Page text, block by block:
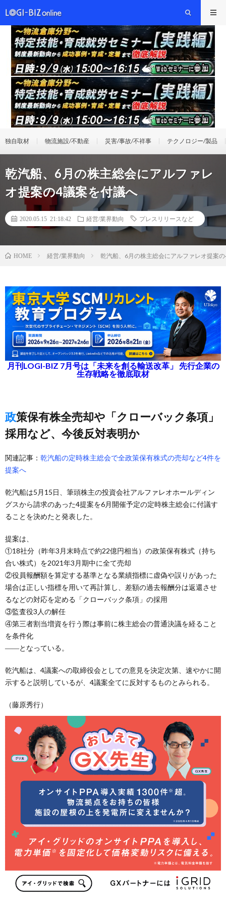
独自取材 物流施設/不動産 災害/事故/不祥事 テクノロジー/製品
乾汽船、6月の株主総会にアルファレ
オ提案の4議案を付議へ
2020.05.15 21:18:42 経営/業界動向 プレスリリースなど
HOME 経営/業界動向 乾汽船、6月の株主総会にアルファレオ提案
月刊LOGI-BIZ 7月号は「未来を創る輸送改革」 先行企業の
生存戦略を徹底取材
政策保有株全売却や「クローバック条項」
採用など、今後反対表明か
関連記事： 乾汽船の定時株主総会で全政策保有株式の売却など4件を
提案へ
乾汽船は5月15日、筆頭株主の投資会社アルファレオホールディン
グスから請求のあった4提案を6月開催予定の定時株主総会に付議す
ることを決めたと発表した。
提案は、
①18社分（昨年3月末時点で約22億円相当）の政策保有株式（持ち
合い株式）を2021年3月期中に全て売却
②役員報酬額を算定する基準となる業績指標に虚偽や誤りがあった
場合は正しい指標を用いて再計算し、差額の過去報酬分は返還させ
るなどの対応を定める「クローバック条項」の採用
③監査役3人の解任
④第三者割当増資を行う際は事前に株主総会の普通決議を経ること
を条件化
――となっている。
乾汽船は、4議案への取締役会としての意見を決定次第、速やかに開
示すると説明しているが、4議案全てに反対するものとみられる。
（藤原秀行）